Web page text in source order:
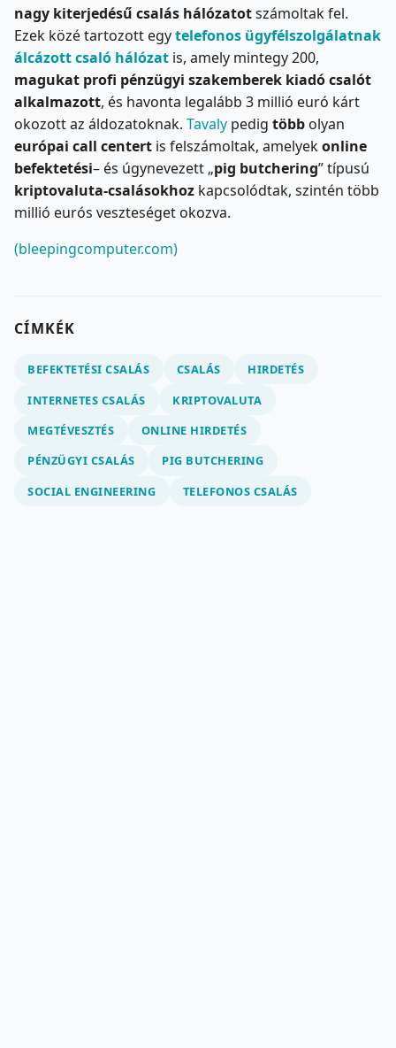
nagy kiterjedésű csalás hálózatotszámoltak fel.
Ezek közé tartozott egytelefonos ügyfélszolgálatnak
álcázott csaló hálózat is, amely mintegy 200,
magukat profi pénzügyi szakemberek kiadó csalót
alkalmazott, és havonta legalább 3 millió euró kárt
okozott az áldozatoknak. Tavaly pedig több olyan
európai call centert is felszámoltak, amelyekonline
befektetési– és úgynevezett „pig butchering” típusú
kriptovaluta-csalásokhoz kapcsolódtak, szintén több
millió eurós veszteséget okozva.
(bleepingcomputer.com)
CÍMKÉK
BEFEKTETÉSI CSALÁS CSALÁS
HIRDETÉS
INTERNETES CSALÁS
KRIPTOVALUTA
MEGTÉVESZTÉS
ONLINE HIRDETÉS
PÉNZÜGYI CSALÁS
PIG BUTCHERING
SOCIAL ENGINEERING
TELEFONOS CSALÁS